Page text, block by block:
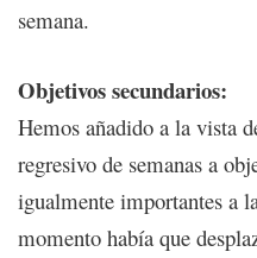
semana.
Objetivos secundarios:
Hemos añadido a la vista
regresivo de semanas a
igualmente importantes a
momento había que